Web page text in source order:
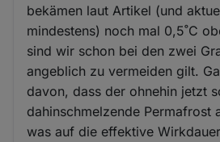
bekämen laut Artikel (und
mindestens) noch mal 0,5˚C
sind wir schon bei den zwei
angeblich zu vermeiden gilt.
davon, dass der ohnehin jetzt
dahinschmelzende Permafrost
was auf die effektive